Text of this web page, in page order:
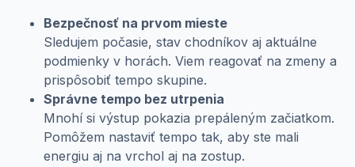
Bezpečnosť na prvom mieste
Sledujem počasie, stav chodníkov aj aktuálne
podmienky v horách. Viem reagovať na zmeny a
prispôsobiť tempo skupine.
Správne tempo bez utrpenia
Mnohí si výstup pokazia prepáleným začiatkom.
Pomôžem nastaviť tempo tak, aby ste mali
energiu aj na vrchol aj na zostup.